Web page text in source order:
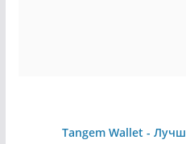
Tangem Wallet -